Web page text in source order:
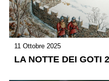
11 Ottobre 2025
LA NOTTE DEI GOTI